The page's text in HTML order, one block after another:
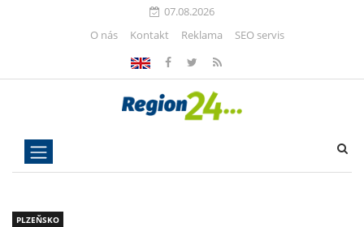
07.08.2026
O nás
Kontakt Reklama SEO servis
PLZEŇSKO